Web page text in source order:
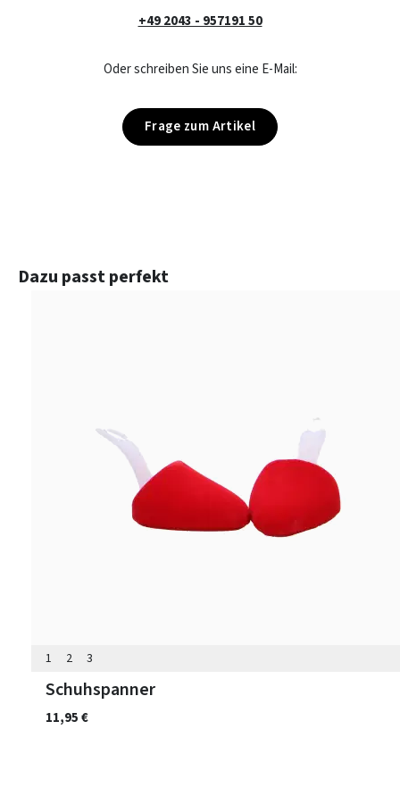
+49 2043 - 957191 50
Oder schreiben Sie uns eine E-Mail:
Frage zum Artikel
Produktgalerie überspringen
Dazu passt perfekt
1 2 3
Schuhspanner
11,95 €